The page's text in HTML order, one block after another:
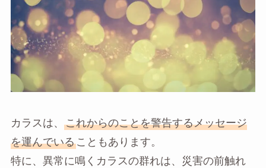
カラスは、 これからのことを警告するメッセージ
を運んでいることもあります。
特に、異常に鳴くカラスの群れは、災害の前触れ